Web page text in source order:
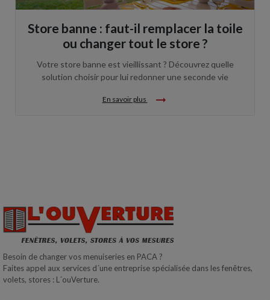
Store banne : faut-il remplacer la toile
ou changer tout le store ?
Votre store banne est vieillissant ? Découvrez quelle
solution choisir pour lui redonner une seconde vie
En savoir plus arrow_right_alt
Besoin de changer vos menuiseries en PACA ?
Faites appel aux services d´une entreprise spécialisée dans les fenêtres,
volets, stores : L´ouVerture.